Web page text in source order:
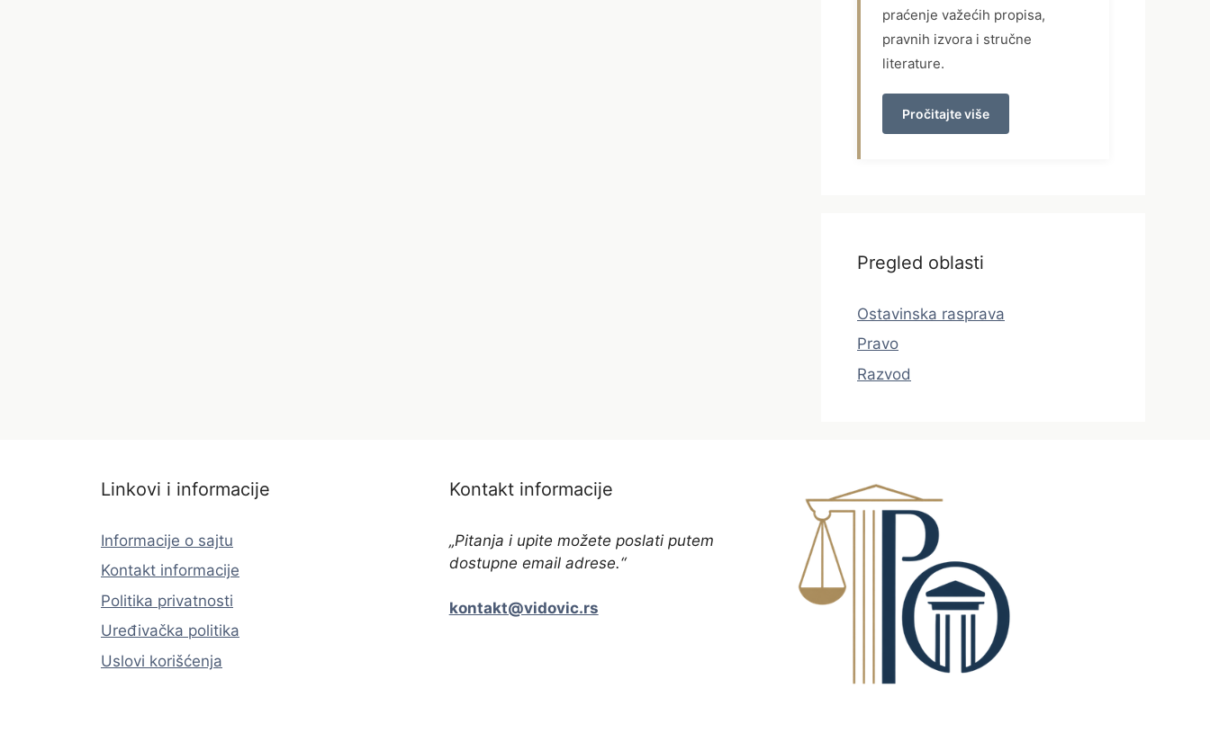
praćenje važećih propisa,
pravnih izvora i stručne
literature.
Pročitajte više
Pregled oblasti
Ostavinska rasprava
Pravo
Razvod
Linkovi i informacije
Informacije o sajtu
Kontakt informacije
Politika privatnosti
Uređivačka politika
Uslovi korišćenja
Kontakt informacije
„Pitanja i upite možete poslati putem
dostupne email adrese.“
kontakt@vidovic.rs